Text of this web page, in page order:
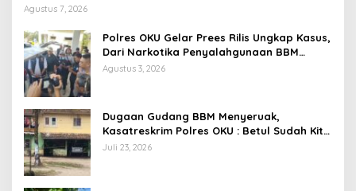
Agustus 7, 2026
Polres OKU Gelar Prees Rilis Ungkap Kasus,
Dari Narkotika Penyalahgunaan BBM
Hingga Kasus Korupsi
Agustus 3, 2026
Dugaan Gudang BBM Menyeruak,
Kasatreskrim Polres OKU : Betul Sudah Kita
Pasang Police Line
Juli 23, 2026